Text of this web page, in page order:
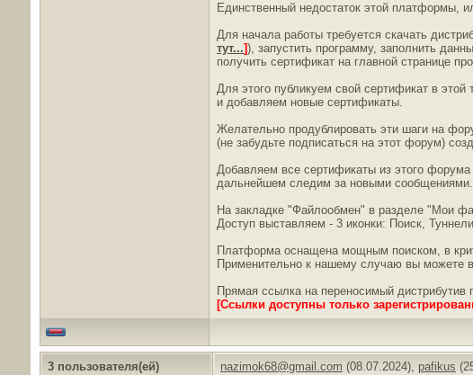
Единственный недостаток этой платформы,
Для начала работы требуется скачать
тут...]), запустить программу, заполнить
получить сертификат на главной странице
Для этого публикуем свой сертификат в
и добавляем новые сертификаты.
Желательно продублировать эти шаги на
(не забудьте подписаться на этот форум)
Добавляем все сертификаты из этого
дальнейшем следим за новыми сообщениями.
На закладке "Файлообмен" в разделе "Мои
Доступ выставляем - 3 иконки: Поиск,
Платформа оснащена мощным поиском, в
Применительно к нашему случаю вы можете
Прямая ссылка на переносимый
[Ссылки доступны только
3 пользователя(ей)
nazimok68@gmail.com (08.07.2024), pafikus